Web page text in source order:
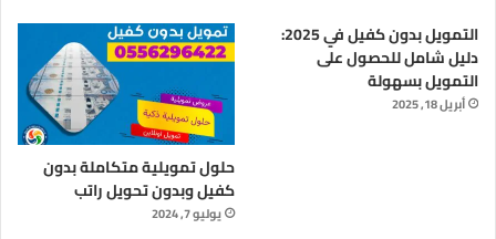
التمويل بدون كفيل في 2025:
دليل شامل للحصول على
التمويل بسهولة
أبريل 18, 2025
حلول تمويلية متكاملة بدون
كفيل وبدون تحويل راتب
يوليو 7, 2024